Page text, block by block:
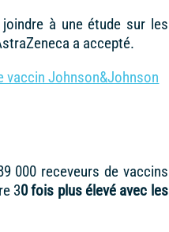
à une étude sur les
a accepté.
vaccin Johnson&Johnson
000 receveurs de vaccins
30 fois plus élevé avec les